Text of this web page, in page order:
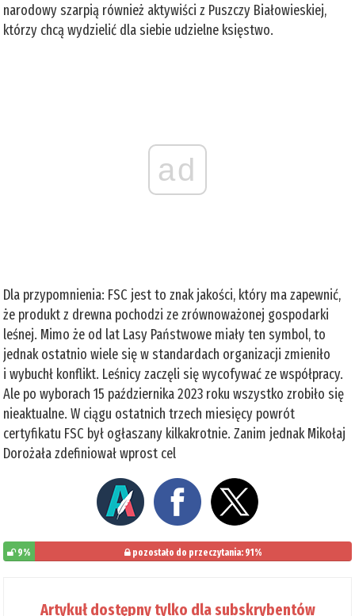
narodowy szarpią również aktywiści z Puszczy Białowieskiej,
którzy chcą wydzielić dla siebie udzielne księstwo.
ad
Dla przypomnienia: FSC jest to znak jakości, który ma zapewnić,
że produkt z drewna pochodzi ze zrównoważonej gospodarki
leśnej. Mimo że od lat Lasy Państwowe miały ten symbol, to
jednak ostatnio wiele się w standardach organizacji zmieniło
i wybuchł konflikt. Leśnicy zaczęli się wycofywać ze współpracy.
Ale po wyborach 15 października 2023 roku wszystko zrobiło się
nieaktualne. W ciągu ostatnich trzech miesięcy powrót
certyfikatu FSC był ogłaszany kilkakrotnie. Zanim jednak Mikołaj
Dorożała zdefiniował wprost cel
9% pozostało do przeczytania: 91%
Artykuł dostępny tylko dla subskrybentów